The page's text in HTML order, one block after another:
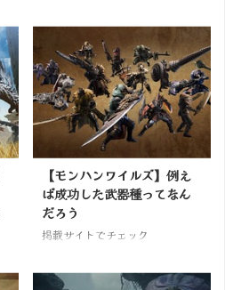
【モンハンワイルズ】例え
ば成功した武器種ってなん
だろう
掲載サイトでチェック